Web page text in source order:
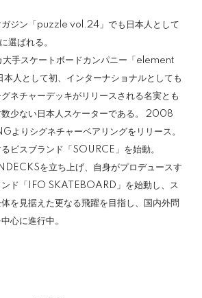
ガジン「puzzle vol.24」でも日本人として
選ばれる。
手スケートボードカンパニー「element
人として初、インターナショナルとしても
ネチャーデッキがリリースされる名実とも
数少ない日本人スケーターである。 2008
りシグネチャーベアリングをリリース。
ビスブランド「SOURCE」を始動。
を立ち上げ、自身がプロデュースす
ンド「IFO SKATEBOARD」を始動し、ス
を見据えた更なる飛躍を目指し、国内外問
心に進行中。